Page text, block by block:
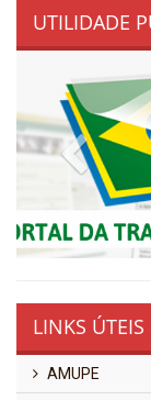
UTILIDADE
LINKS ÚTEIS
AMUPE